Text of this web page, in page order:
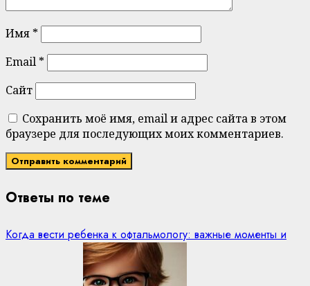
Имя *
Email *
Сайт
Сохранить моё имя, email и адрес сайта в этом
браузере для последующих моих комментариев.
Ответы по теме
Когда вести ребенка к офтальмологу: важные моменты и